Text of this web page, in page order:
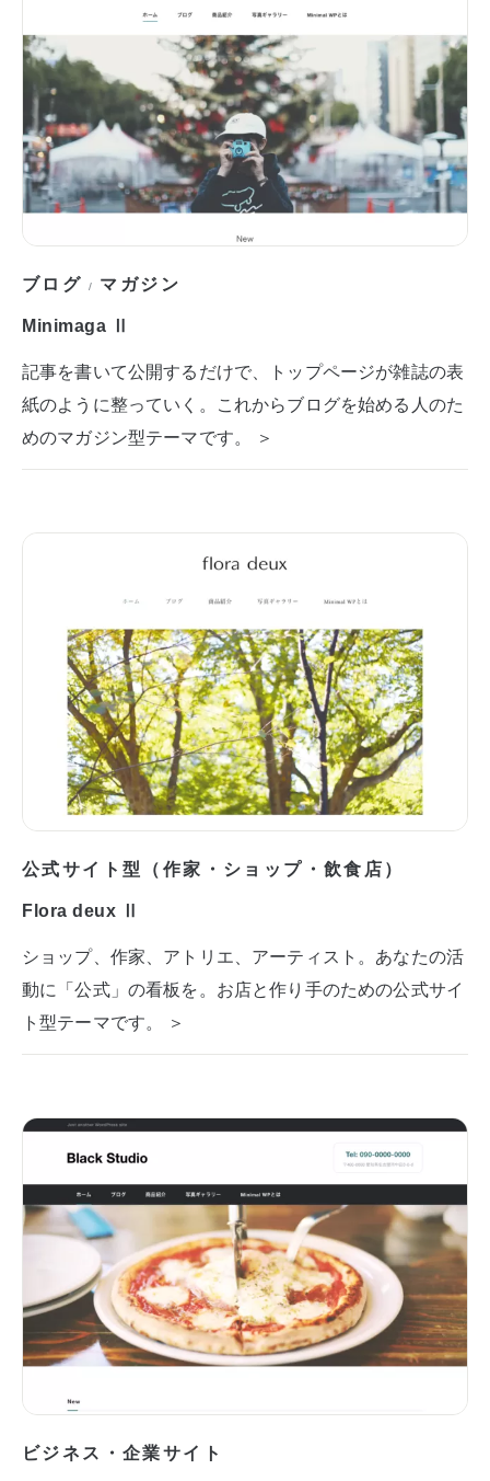
ブログ / マガジン
Minimaga Ⅱ
記事を書いて公開するだけで、トップページが雑誌の表
紙のように整っていく。これからブログを始める人のた
めのマガジン型テーマです。 ＞
公式サイト型（作家・ショップ・飲食店）
Flora deux Ⅱ
ショップ、作家、アトリエ、アーティスト。あなたの活
動に「公式」の看板を。お店と作り手のための公式サイ
ト型テーマです。 ＞
ビジネス・企業サイト